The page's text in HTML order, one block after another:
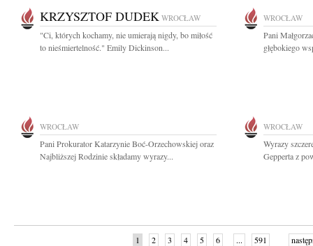
KRZYSZTOF DUDEK WROCŁAW
"Ci, których kochamy, nie umierają nigdy, bo miłość
to nieśmiertelność." Emily Dickinson...
WROCŁAW
Pani
głębokiego
WROCŁAW
Pani Prokurator Katarzynie Boć-Orzechowskiej oraz
Najbliższej Rodzinie składamy wyrazy...
WROCŁAW
Wyrazy
Gepperta z
1 2 3 4 5 6 ... 591